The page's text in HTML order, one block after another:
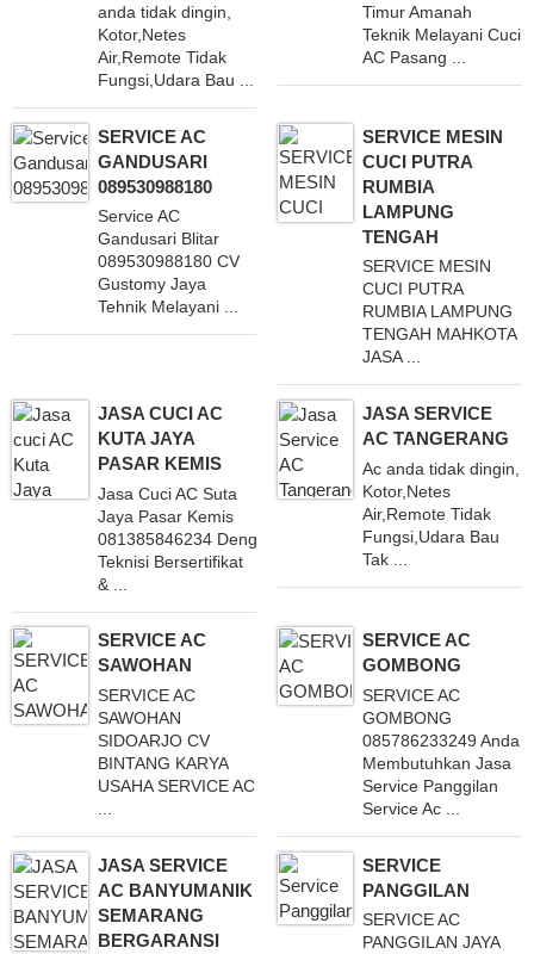
anda tidak dingin,
Kotor,Netes
Air,Remote Tidak
Fungsi,Udara Bau ...
Timur Amanah
Teknik Melayani Cuci
AC Pasang ...
SERVICE AC
GANDUSARI
089530988180
Service AC
Gandusari Blitar
089530988180 CV
Gustomy Jaya
Tehnik Melayani ...
SERVICE MESIN
CUCI PUTRA
RUMBIA
LAMPUNG
TENGAH
SERVICE MESIN
CUCI PUTRA
RUMBIA LAMPUNG
TENGAH MAHKOTA
JASA ...
JASA CUCI AC
KUTA JAYA
PASAR KEMIS
Jasa Cuci AC Suta
Jaya Pasar Kemis
081385846234 Dengan
Teknisi Bersertifikat
& ...
JASA SERVICE
AC TANGERANG
Ac anda tidak dingin,
Kotor,Netes
Air,Remote Tidak
Fungsi,Udara Bau
Tak ...
SERVICE AC
SAWOHAN
SERVICE AC
SAWOHAN
SIDOARJO CV
BINTANG KARYA
USAHA SERVICE AC
SERVICE AC
GOMBONG
SERVICE AC
GOMBONG
085786233249 Anda
Membutuhkan Jasa
Service Panggilan
Service Ac ...
JASA SERVICE
AC BANYUMANIK
SEMARANG
BERGARANSI
SERVICE
PANGGILAN
SERVICE AC
PANGGILAN JAYA